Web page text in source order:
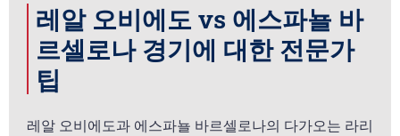
레알 오비에도 vs 에스파뇰 바
르셀로나 경기에 대한 전문가
팁
레알 오비에도과 에스파뇰 바르셀로나의 다가오는 라리